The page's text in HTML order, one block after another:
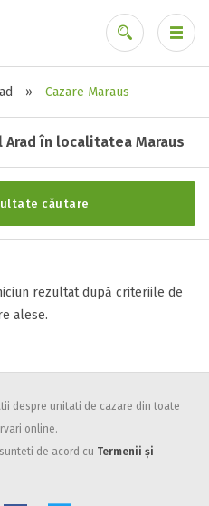
» Cazare Maraus
în localitatea Maraus
căutare
rezultat după criteriile de
alese.
despre unitati de cazare din toate
online.
de acord cu Termenii și